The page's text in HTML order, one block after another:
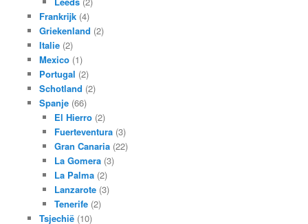
Frankrijk(4)
Griekenland (2)
Italie(2)
Mexico(1)
Portugal (2)
Schotland (2)
Spanje(66)
El Hierro (2)
Fuerteventura (3)
Gran Canaria (22)
La Gomera (3)
La Palma (2)
Lanzarote (3)
Tenerife (2)
Tsjechië(10)